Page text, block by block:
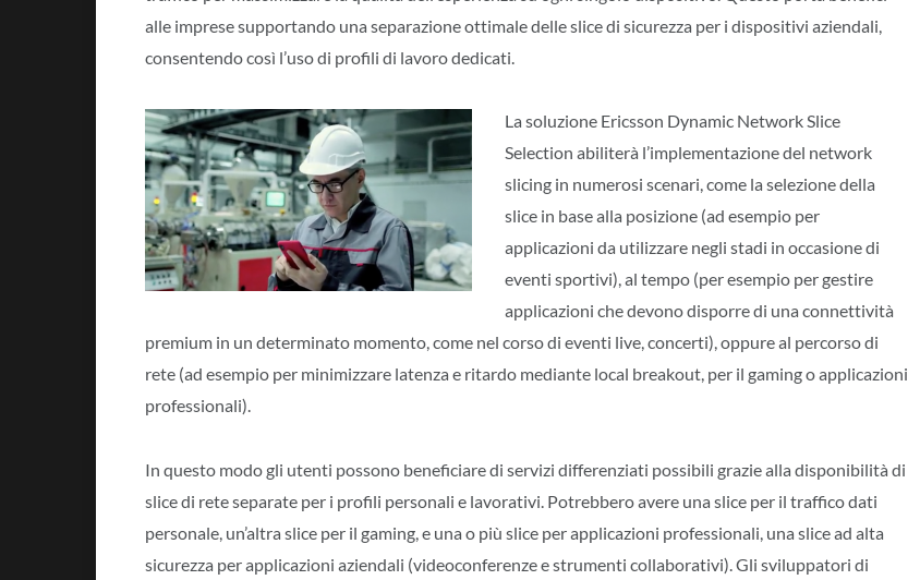
alle imprese supportando una separazione ottimale delle slice di sicurezza per i dispositivi aziendali,
consentendo così l’uso di profili di lavoro dedicati.
La soluzione Ericsson Dynamic Network Slice
Selection abiliterà l’implementazione del network
slicing in numerosi scenari, come la selezione della
slice in base alla posizione (ad esempio per
applicazioni da utilizzare negli stadi in occasione di
eventi sportivi), al tempo (per esempio per gestire
applicazioni che devono disporre di una connettività
premium in un determinato momento, come nel corso di eventi live, concerti), oppure al percorso di
rete (ad esempio per minimizzare latenza e ritardo mediante local breakout, per il gaming o applicazioni
professionali).
In questo modo gli utenti possono beneficiare di servizi differenziati possibili grazie alla disponibilità di
slice di rete separate per i profili personali e lavorativi. Potrebbero avere una slice per il traffico dati
personale, un’altra slice per il gaming, e una o più slice per applicazioni professionali, una slice ad alta
sicurezza per applicazioni aziendali (videoconferenze e strumenti collaborativi). Gli sviluppatori di